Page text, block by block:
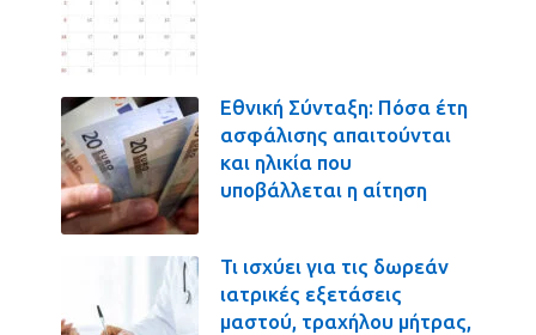
Εθνική Σύνταξη: Πόσα έτη
ασφάλισης απαιτούνται
και ηλικία που
υποβάλλεται η αίτηση
Τι ισχύει για τις δωρεάν
ιατρικές εξετάσεις
μαστού, τραχήλου μήτρας,